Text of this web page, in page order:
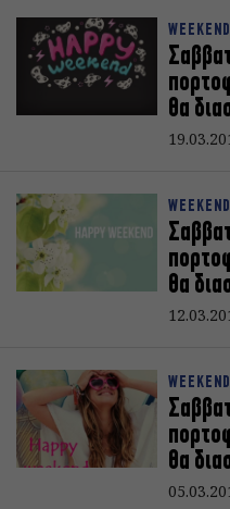
WEEKEND
θα
WEEKEND
θα
WEEKEND
θα